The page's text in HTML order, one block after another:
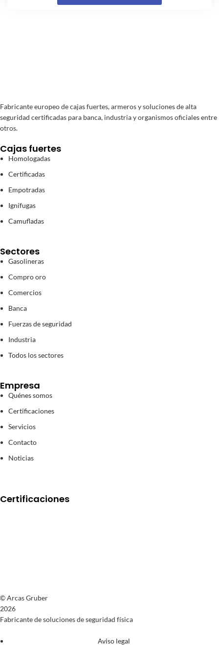
Fabricante europeo de cajas fuertes, armeros y soluciones de alta
seguridad certificadas para banca, industria y organismos oficiales entre
otros.
Cajas fuertes
Homologadas
Certificadas
Empotradas
Ignífugas
Camufladas
Sectores
Gasolineras
Compro oro
Comercios
Banca
Fuerzas de seguridad
Industria
Todos los sectores
Empresa
Quénes somos
Certificaciones
Servicios
Contacto
Noticias
Certificaciones
© Arcas Gruber
2026
Fabricante de soluciones de seguridad física
Aviso legal